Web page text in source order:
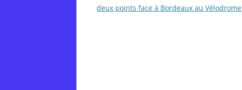
navigation
deux points face à Bordeaux au Vélodrome